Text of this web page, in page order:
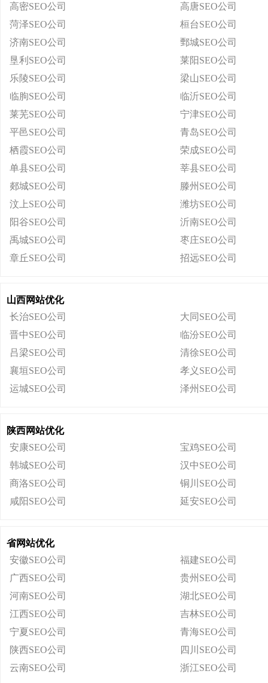
高密SEO公司
高唐SEO公司
菏泽SEO公司
桓台SEO公司
济南SEO公司
鄄城SEO公司
垦利SEO公司
莱阳SEO公司
乐陵SEO公司
梁山SEO公司
临朐SEO公司
临沂SEO公司
莱芜SEO公司
宁津SEO公司
平邑SEO公司
青岛SEO公司
栖霞SEO公司
荣成SEO公司
单县SEO公司
莘县SEO公司
郯城SEO公司
滕州SEO公司
汶上SEO公司
潍坊SEO公司
阳谷SEO公司
沂南SEO公司
禹城SEO公司
枣庄SEO公司
章丘SEO公司
招远SEO公司
山西网站优化
长治SEO公司
大同SEO公司
晋中SEO公司
临汾SEO公司
吕梁SEO公司
清徐SEO公司
襄垣SEO公司
孝义SEO公司
运城SEO公司
泽州SEO公司
陕西网站优化
安康SEO公司
宝鸡SEO公司
韩城SEO公司
汉中SEO公司
商洛SEO公司
铜川SEO公司
咸阳SEO公司
延安SEO公司
省网站优化
安徽SEO公司
福建SEO公司
广西SEO公司
贵州SEO公司
河南SEO公司
湖北SEO公司
江西SEO公司
吉林SEO公司
宁夏SEO公司
青海SEO公司
陕西SEO公司
四川SEO公司
云南SEO公司
浙江SEO公司